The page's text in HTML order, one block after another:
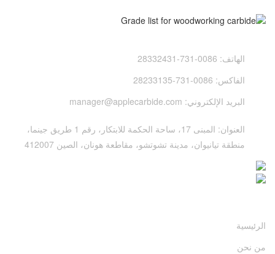
الهاتف: 0086-731-28332431
الفاكس: 0086-731-28233135
البريد الإلكتروني: manager@applecarbide.com
العنوان:
المبنى 17، ساحة الحكمة للابتكار، رقم 1 طريق جينما،
منطقة تيانيوان، مدينة تشوتشو، مقاطعة هونان، الصين 412007
الرئيسية
من نحن